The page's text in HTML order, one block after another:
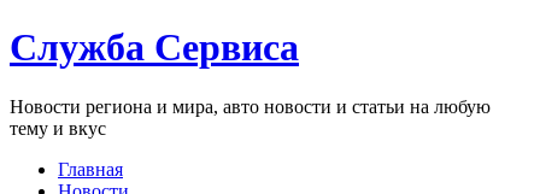
Служба Сервиса
Новости региона и мира, авто новости и статьи на любую
тему и вкус
Главная